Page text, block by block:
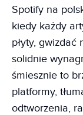
Spotify na
kiedy każdy
płyty, gwizdać
solidnie
śmiesznie to
platformy,
odtworzenia,